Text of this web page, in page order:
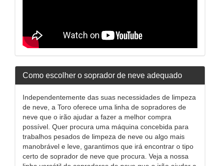
Como escolher o soprador de neve adequado
Independentemente das suas necessidades de limpeza
de neve, a Toro oferece uma linha de sopradores de
neve que o irão ajudar a fazer a melhor compra
possível. Quer procura uma máquina concebida para
trabalhos pesados de limpeza de neve ou algo mais
manobrável e leve, garantimos que irá encontrar o tipo
certo de soprador de neve que procura. Veja a nossa